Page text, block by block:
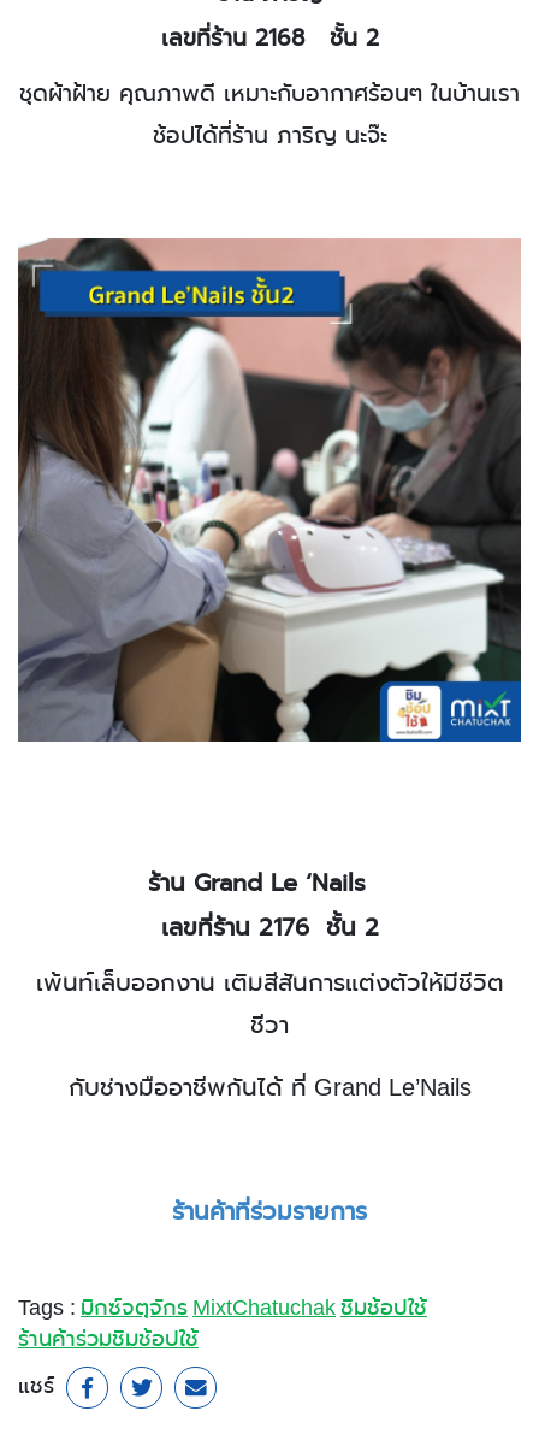
เลขที่ร้าน 2168
ชั้น 2
ชุดผ้าฝ้าย คุณภาพดี เหมาะกับอากาศร้อนๆ ในบ้านเรา
ช้อปได้ที่ร้าน ภาริญ นะจ๊ะ
ร้าน Grand Le ‘Nails
เลขที่ร้าน 2176 ชั้น 2
เพ้นท์เล็บออกงาน เติมสีสันการแต่งตัวให้มีชีวิต
ชีวา
กับช่างมืออาชีพกันได้ ที่ Grand Le’Nails
ร้านค้าที่ร่วมรายการ
Tags : มิกซ์จตุจักร MixtChatuchak ชิมช้อปใช้
ร้านค้าร่วมชิมช้อปใช้
แชร์